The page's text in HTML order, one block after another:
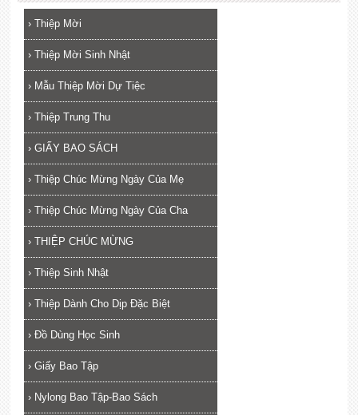
› Thiệp Mời
› Thiệp Mời Sinh Nhật
› Mẫu Thiệp Mời Dự Tiệc
› Thiệp Trung Thu
› GIẤY BAO SÁCH
› Thiệp Chúc Mừng Ngày Của Mẹ
› Thiệp Chúc Mừng Ngày Của Cha
› THIỆP CHÚC MỪNG
› Thiệp Sinh Nhật
› Thiệp Dành Cho Dịp Đặc Biệt
› Đồ Dùng Học Sinh
› Giấy Bao Tập
› Nylong Bao Tập-Bao Sách